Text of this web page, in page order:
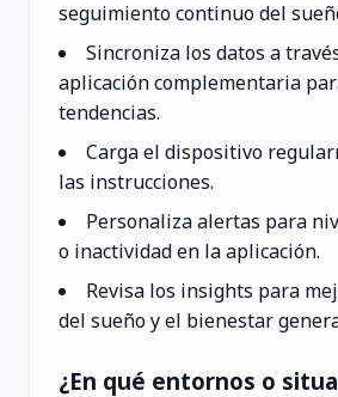
seguimiento continuo del
Sincroniza los datos a
aplicación complementaria
tendencias.
Carga el dispositivo
las instrucciones.
Personaliza alertas para
o inactividad en la aplicación.
Revisa los insights para
del sueño y el bienestar
¿En qué entornos o